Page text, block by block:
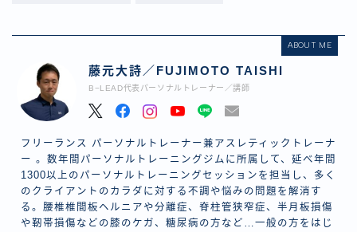
ABOUT ME
藤元大詩／FUJIMOTO TAISHI
B−LEAD代表パーソナルトレーナー／講師
フリーランス パーソナルトレーナー兼アスレティックトレーナ
ー 。数年間パーソナルトレーニングジムに所属して、延べ年間
1300以上のパーソナルトレーニングセッションを担当し、多く
のクライアントのカラダに対する不調や悩みの問題を解消す
る。腰椎椎間板ヘルニアや分離症、脊柱管狭窄症、半月板損傷
や靭帯損傷などの膝のケガ、糖尿病の方など…一般の方をはじ